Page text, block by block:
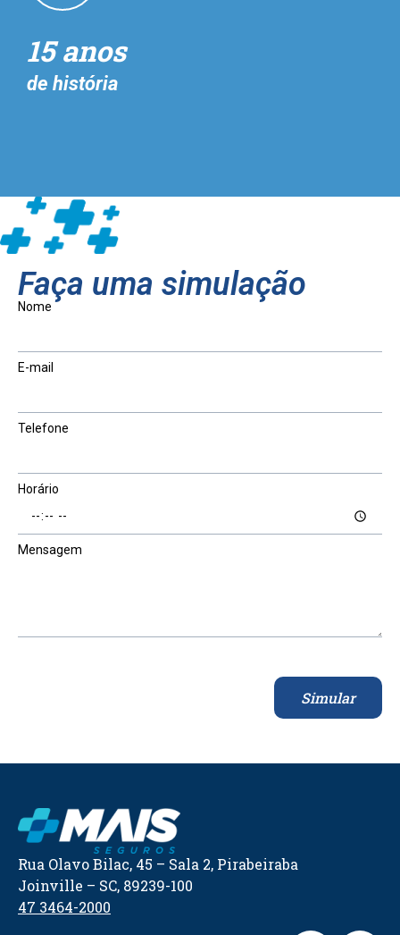
15 anos
de história
Faça uma simulação
Nome
E-mail
Telefone
Horário
Mensagem
Simular
Rua Olavo Bilac, 45 – Sala 2, Pirabeiraba
Joinville – SC, 89239-100
47 3464-2000